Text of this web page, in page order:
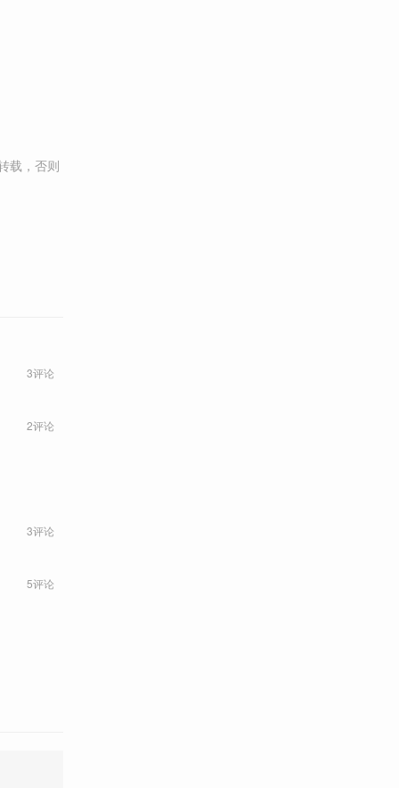
载，否则
3评论
2评论
3评论
5评论